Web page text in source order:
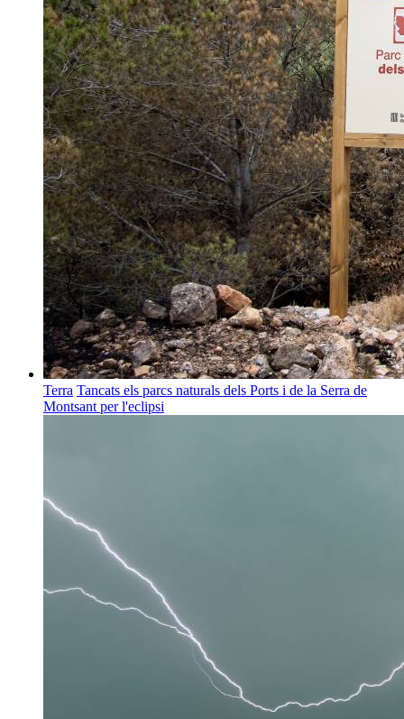
Terra Tancats els parcs naturals dels Ports i de la Serra de
Montsant per l'eclipsi